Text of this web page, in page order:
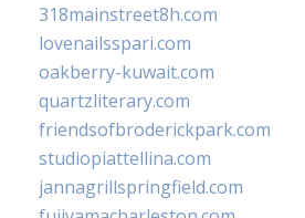
318mainstreet8h.com
lovenailsspari.com
oakberry-kuwait.com
quartzliterary.com
friendsofbroderickpark.com
studiopiattellina.com
jannagrillspringfield.com